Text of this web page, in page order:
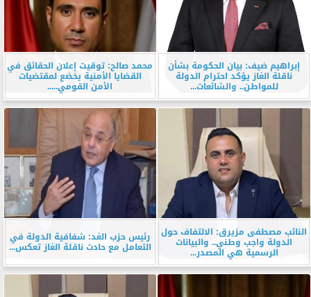
إبراهيم ضيف: بيان الحكومة بشأن
ناقلة الغاز يؤكد احترام الدولة
للمواطن.. والشائعات...
محمد صالح: توقيت إعلان الحقائق في
القضايا الأمنية يخضع لمقتضيات
الأمن القومي.....
النائب مصطفى مزيرق: الالتفاف حول
الدولة واجب وطني.. والبيانات
الرسمية هي المصدر...
رئيس حزب الغد: شفافية الدولة في
التعامل مع حادث ناقلة الغاز تعكس...